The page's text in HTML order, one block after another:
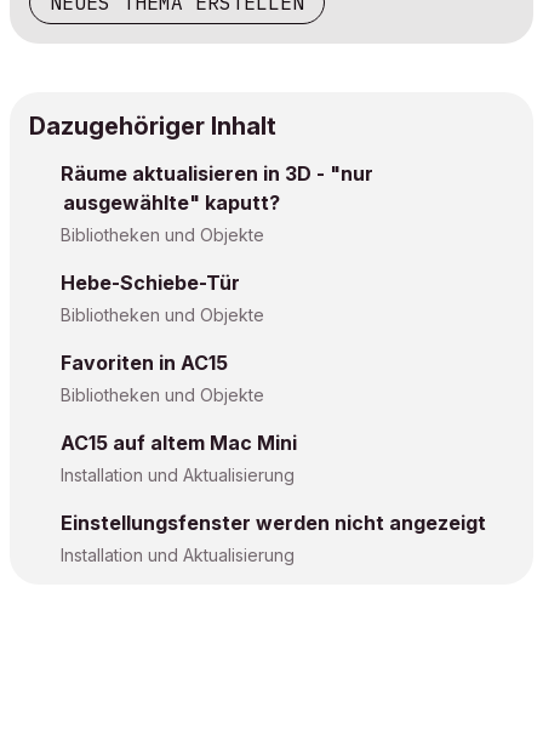
Dazugehöriger Inhalt
Räume aktualisieren in 3D - "nur
ausgewählte" kaputt?
Bibliotheken und Objekte
Hebe-Schiebe-Tür
Bibliotheken und Objekte
Favoriten in AC15
Bibliotheken und Objekte
AC15 auf altem Mac Mini
Installation und Aktualisierung
Einstellungsfenster werden nicht angezeigt
Installation und Aktualisierung